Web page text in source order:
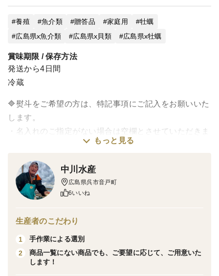
(そのままご注文いただくと、それぞれ箱入りの商品をひ
とくくりにしての
発送となります。）
養殖 魚介類 贈答品 家庭用
牡蠣
広島県x魚介類
広島県x貝類 広島県x牡蠣
賞味期限 / 保存方法
発送から4日間
冷蔵
🔷熨斗をご希望の方は、特記事項にご記入をお願いいた
します。
・名入れのご指定がない場合は空欄とさせていただきま
す。
（写真⑥をご確認ください。）
ーーーーーーーーーーーーーーーーーーーーー
【お召し上がり方🦪】
たわしなどでよく洗い、殻の深い方（丸い方）を下にし
もっと見る
中川水産
広島県呉市音戸町
6いいね
生産者のこだわり
1
手作業による選別
2
商品一覧にない商品でも、ご要望に応じて、ご用意いた
します！